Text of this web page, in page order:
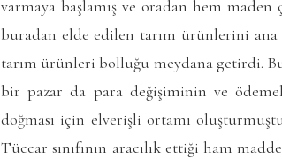
varmaya başlamış ve oradan hem
buradan elde edilen tarım ürünlerini ana
tarım ürünleri bolluğu meydana getirdi.
bir pazar da para değişiminin ve
doğması için elverişli ortamı
Tüccar sınıfının aracılık ettiği ham